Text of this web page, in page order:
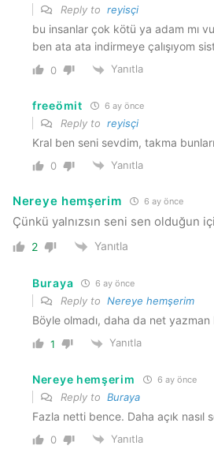
Reply to reyisçi
bu insanlar çok kötü ya adam mı
ben ata ata indirmeye çalışıyom
0 Yanıtla
freeömit 6 ay önce
Reply to reyisçi
Kral ben seni sevdim, takma bunları
0 Yanıtla
Nereye hemşerim 6 ay önce
Çünkü yalnızsın seni sen olduğun
2 Yanıtla
Buraya 6 ay önce
Reply to Nereye hemşerim
Böyle olmadı, daha da net yazman
1 Yanıtla
Nereye hemşerim 6 ay önce
Reply to Buraya
Fazla netti bence. Daha açık nasıl
0 Yanıtla